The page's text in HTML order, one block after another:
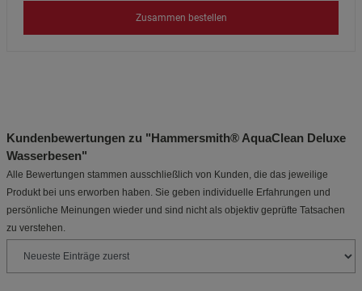
Zusammen bestellen
Kundenbewertungen zu "Hammersmith® AquaClean Deluxe
Wasserbesen"
Alle Bewertungen stammen ausschließlich von Kunden, die das jeweilige
Produkt bei uns erworben haben. Sie geben individuelle Erfahrungen und
persönliche Meinungen wieder und sind nicht als objektiv geprüfte Tatsachen
zu verstehen.